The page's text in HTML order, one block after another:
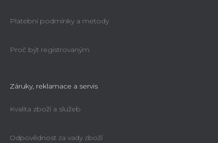
Platební podmínky a metody
Proč být registrovaným
Záruky, reklamace a servis
Kvalita zboží a služeb
Odpovědnost za vady zboží